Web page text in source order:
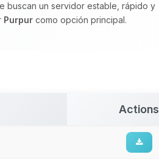
buscan un servidor estable, rápido y
Purpur como opción principal.
Actions